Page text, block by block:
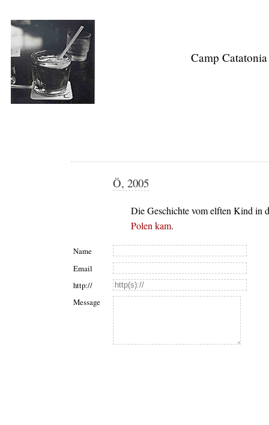
Camp Catatonia
Ö, 2005
Die Geschichte vom elften Kind in
Polen kam.
Name
Email
http://
Message